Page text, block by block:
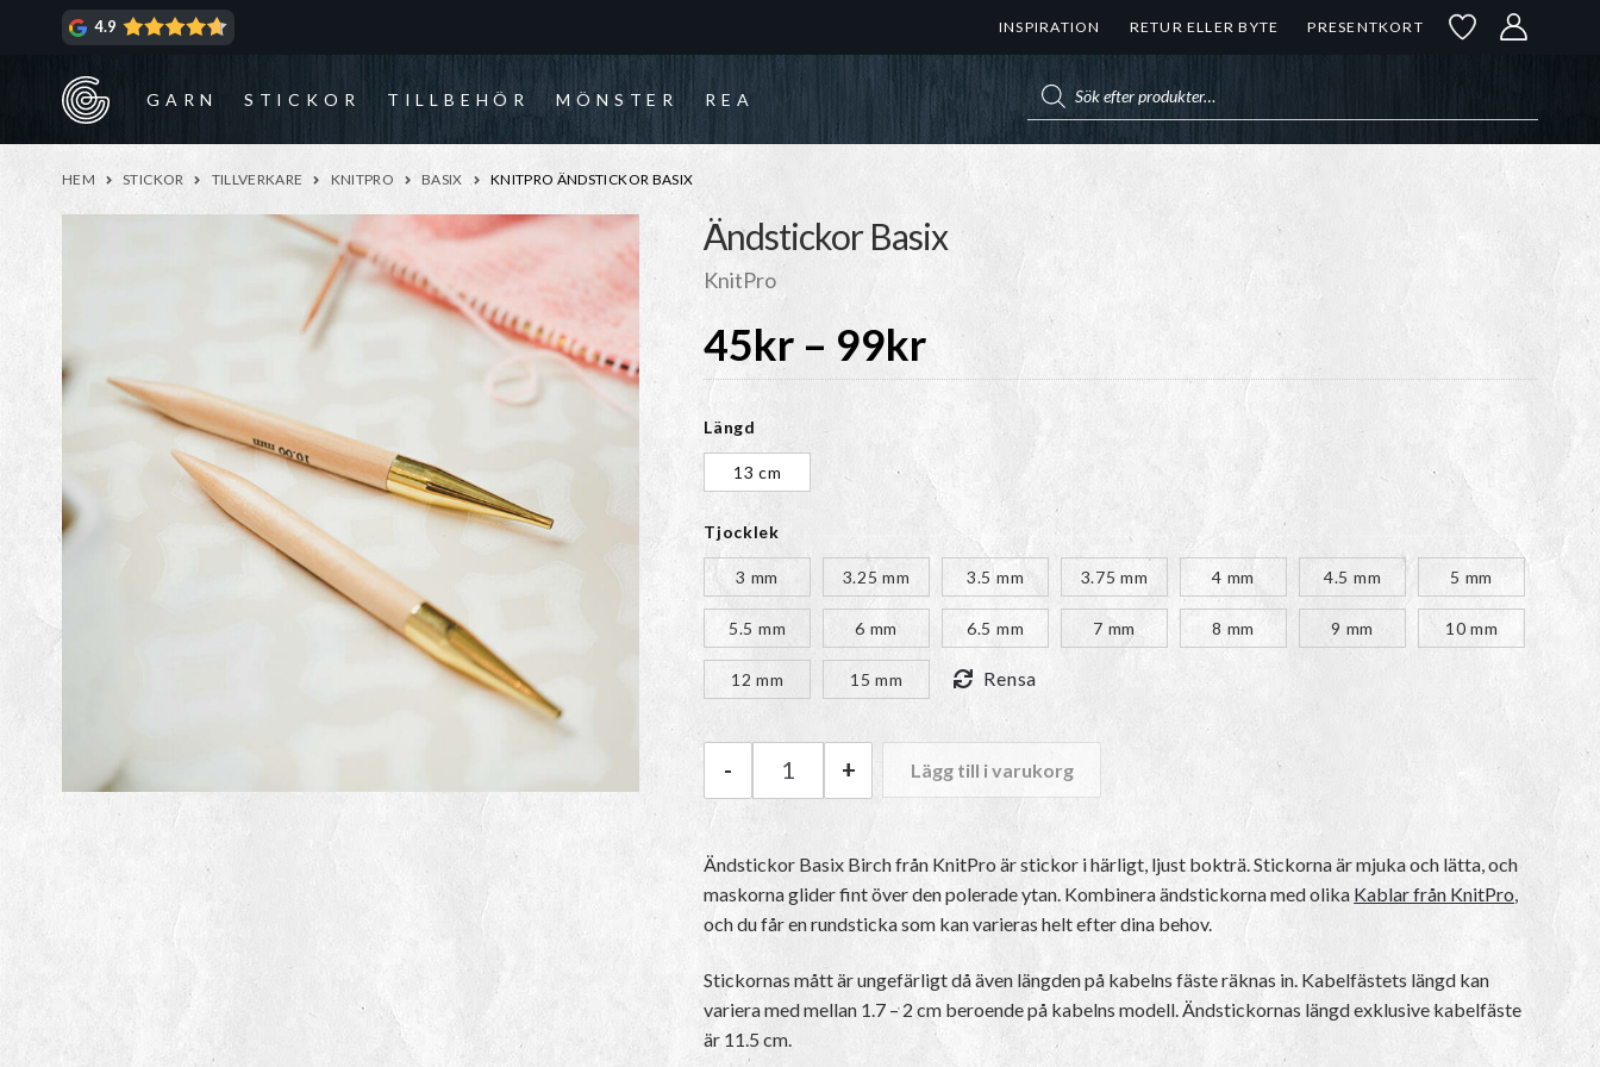
4.9 INSPIRATION RETUR ELLER BYTE PRESENTKORT
GARN STICKOR TILLBEHÖR MÖNSTER REA
HEM STICKOR TILLVERKARE KNITPRO BASIX KNITPRO ÄNDSTICKOR BASIX
Ändstickor Basix
KnitPro
45kr – 99krPrisintervall:
till
99kr
Längd
13 cm
Tjocklek
3 mm 3.25 mm 3.5 mm 3.75 mm 4 mm 4.5 mm 5 mm
5.5 mm 6 mm 6.5 mm 7 mm 8 mm 9 mm 10 mm
12 mm 15 mm Rensa
KnitPro Ändstickor Basix mängd
- + Lägg till i varukorg
Ändstickor Basix Birch från KnitPro är stickor i härligt, ljust bokträ. Stickorna är mjuka och lätta, och
maskorna glider fint över den polerade ytan. Kombinera ändstickorna med olika Kablar från KnitPro
och du får en rundsticka som kan varieras helt efter dina behov.
Stickornas mått är ungefärligt då även längden på kabelns fäste räknas in. Kabelfästets längd kan
variera med mellan 1.7 – 2 cm beroende på kabelns modell. Ändstickornas längd exklusive kabelfäste
är 11.5 cm.